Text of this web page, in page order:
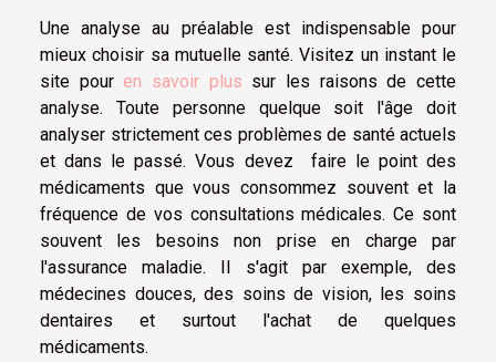
Une analyse au préalable est indispensable pour
mieux choisir sa mutuelle santé. Visitez un instant le
site pouren savoir plus sur les raisons de cette
analyse. Toute personne quelque soit l'âge doit
analyser strictement ces problèmes de santé actuels
et dans le passé. Vous devez faire le point des
médicaments que vous consommez souvent et la
fréquence de vos consultations médicales. Ce sont
souvent les besoins non prise en charge par
l'assurance maladie. Il s'agit par exemple, des
médecines douces, des soins de vision, les soins
dentaires et surtout l'achat de quelques
médicaments.